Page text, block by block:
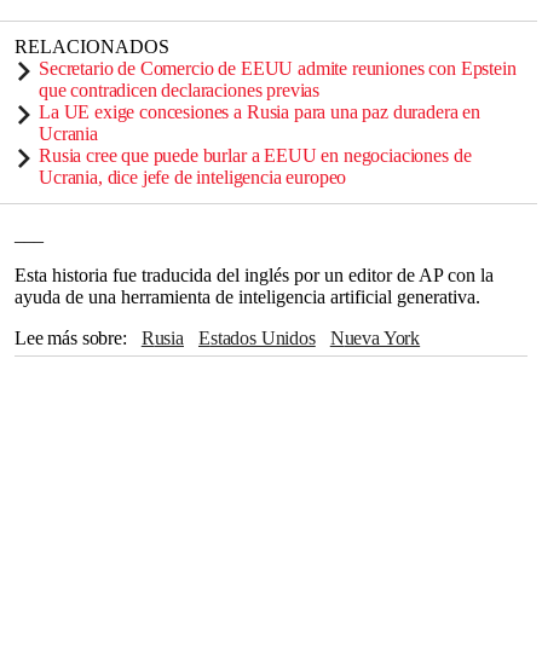
RELACIONADOS
Secretario de Comercio de EEUU admite reuniones con Epstein
que contradicen declaraciones previas
La UE exige concesiones a Rusia para una paz duradera en
Ucrania
Rusia cree que puede burlar a EEUU en negociaciones de
Ucrania, dice jefe de inteligencia europeo
Esta historia fue traducida del inglés por un editor de AP con la
ayuda de una herramienta de inteligencia artificial generativa.
Lee más sobre
Rusia Estados Unidos
Nueva York